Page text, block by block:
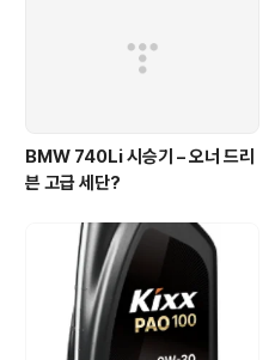
BMW 740Li 시승기 – 오너 드리
븐 고급 세단?